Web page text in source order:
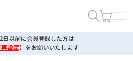
日以前に会員登録した方は
再設定】 をお願いいたします